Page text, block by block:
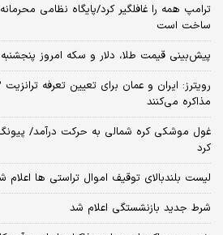
ترامپ همه را غافلگیر کرد/پایگاه نظامی
ساخت است
پیش‌بینی قیمت طلا، دلار و سکه امروز پنجشنبه ۱۵ مرداد ۱۴۰۵
مذاکره می‌کنند
غول موشکی کره شمالی به حرکت درآمد/
کرد
لیست بلندبالای توقیف اموال تراستی ها اعلام
شرط جدید بازنشستگی اعلام شد